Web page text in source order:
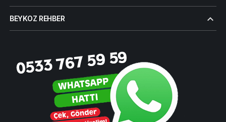
BEYKOZ REHBER